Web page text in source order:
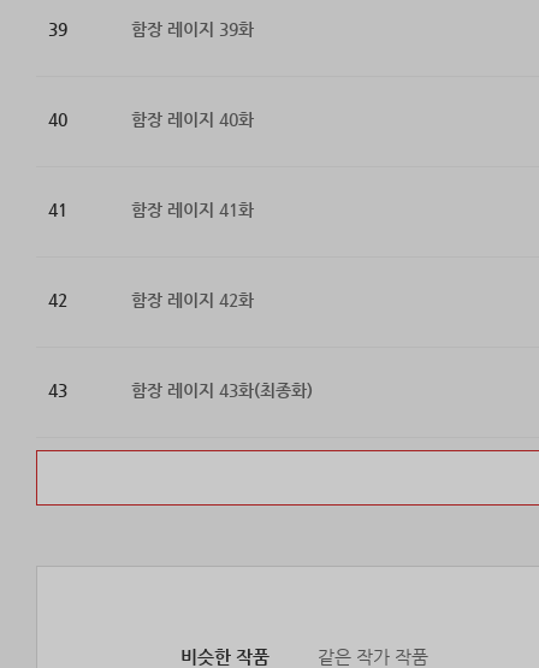
39 함장 레이지 39화
40 함장 레이지 40화
41 함장 레이지 41화
42 함장 레이지 42화
43 함장 레이지 43화(최종화)
비슷한 작품 같은 작가 작품